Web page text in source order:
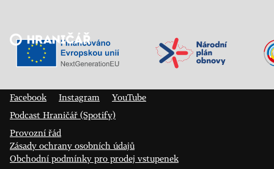
Veřejný sál Hraničář, spolek
Facebook
Instagram
YouTube
Podcast Hraničář (Spotify)
Provozní řád
Zásady ochrany osobních údajů
Obchodní podmínky pro prodej vstupenek